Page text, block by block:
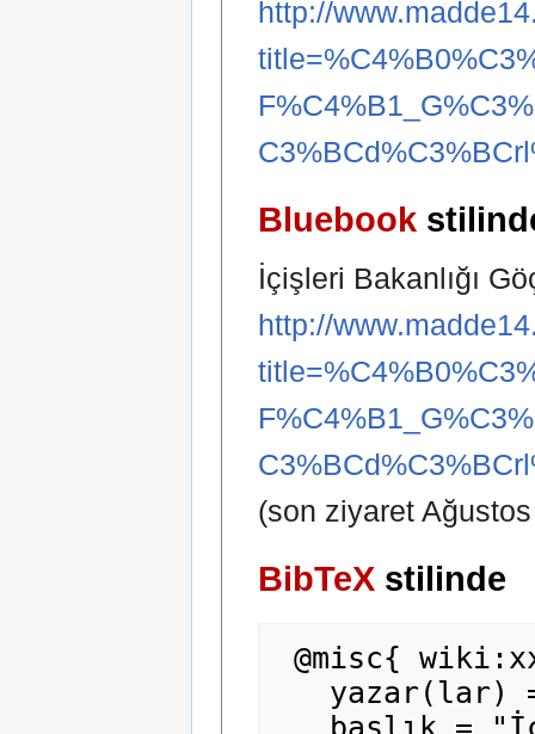
http://
Bluebook
İçişleri Bakanlığı
http://
(son ziyaret
BibTeX stilinde
@misc{ wiki:xxx,